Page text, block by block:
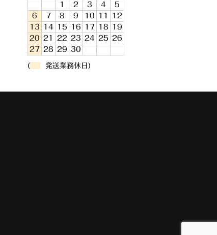
1
2 3 4
5
6
7 8 9 10 11
12
13
14 15 16 17 18
19
20 21 22 23 24 25 26
27 28 29 30
( 発送業務休日)